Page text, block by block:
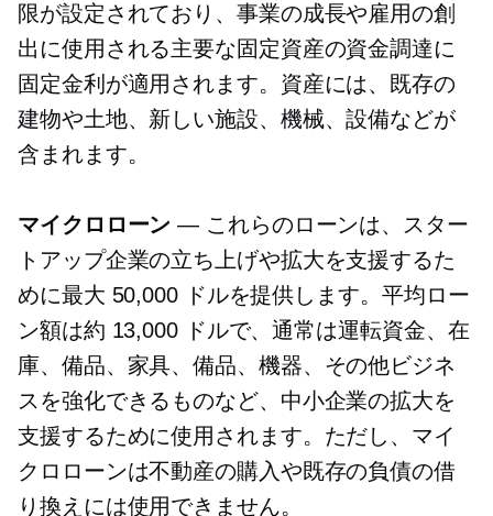
限が設定されており、事業の成長や雇用の創
出に使用される主要な固定資産の資金調達に
固定金利が適用されます。資産には、既存の
建物や土地、新しい施設、機械、設備などが
含まれます。
マイクロローン — これらのローンは、スター
トアップ企業の立ち上げや拡大を支援するた
めに最大 50,000 ドルを提供します。平均ロー
ン額は約 13,000 ドルで、通常は運転資金、在
庫、備品、家具、備品、機器、その他ビジネ
スを強化できるものなど、中小企業の拡大を
支援するために使用されます。ただし、マイ
クロローンは不動産の購入や既存の負債の借
り換えには使用できません。